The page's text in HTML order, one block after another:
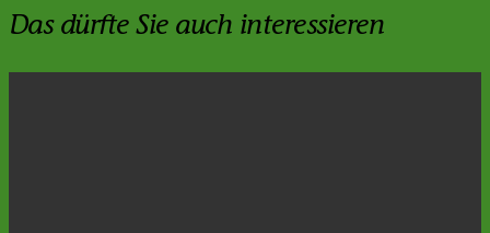
Das dürfte Sie auch interessieren